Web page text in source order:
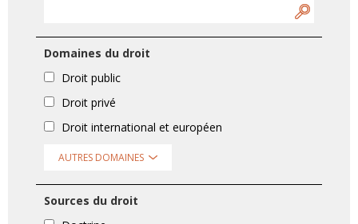
Domaines du droit
Droit public
Droit privé
Droit international et européen
AUTRES DOMAINES
Sources du droit